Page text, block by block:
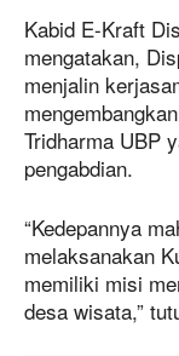
Kabid E-Kraft
mengatakan,
menjalin
Tridharma UBP
pengabdian.
“Kedepannya
melaksanakan
memiliki misi
desa wisata,”